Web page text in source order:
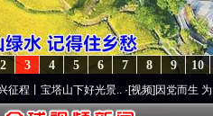
10
9
8
7
6
5
4
3
2
山下好光景..·[视频]因党而生 为党而战——